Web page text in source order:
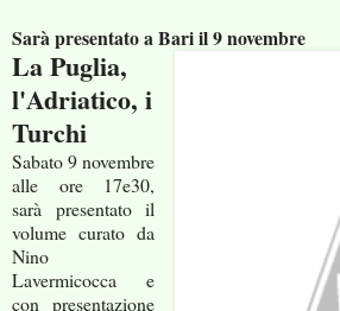
Sarà presentato a Bari il 9 novembre
La Puglia,
l'Adriatico, i
Turchi
Sabato 9 novembre
alle ore 17e30,
sarà presentato il
volume curato da
Nino
Lavermicocca e
con presentazione